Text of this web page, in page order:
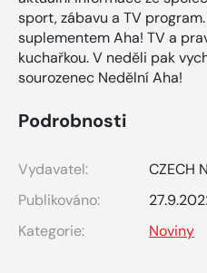
sport, zábavu a TV
suplementem Aha! TV a
kuchařkou. V neděli pak
sourozenec Nedělní Aha!
Podrobnosti
Vydavatel:
CZECH
Publikováno:
Kategorie:
Noviny